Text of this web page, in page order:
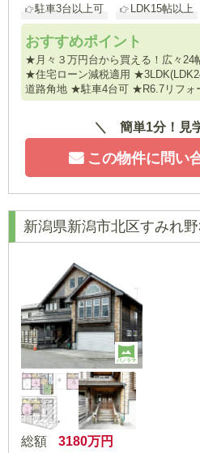
駐車3台以上可
LDK15帖以上
おすすめポイント
★月々３万円台から買える！広々24
★住宅ローン減税適用
道路角地 ★駐車4台可 ★R6.7リフォ
簡単1分！見
この物件に問い
新潟県新潟市北区すみれ野
パノラマ
総額 3180万円